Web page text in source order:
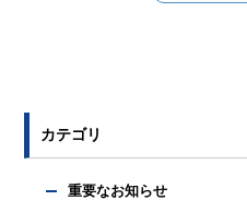
カテゴリ
重要なお知らせ